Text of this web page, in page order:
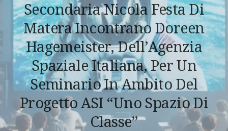
Secondaria Nicola Festa Di
Matera Incontrano Doreen
Hagemeister, Dell’Agenzia
Spaziale Italiana, Per Un
Seminario In Ambito Del
Progetto ASI “Uno Spazio Di
Classe”